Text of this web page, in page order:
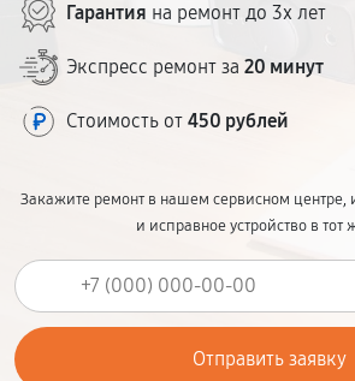
Гарантия на ремонт до 3х лет
Экспресс ремонт за 20 минут
Стоимость от 450 рублей
Закажите ремонт в нашем сервисном центре,
и исправное устройство в тот